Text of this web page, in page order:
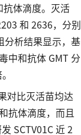
抗体滴度。灭活
和 2636，分别
分析结果显示，基
中和抗体 GMT 分
对比灭活苗均达
抗体滴度，而且
SCTV01C 近 2